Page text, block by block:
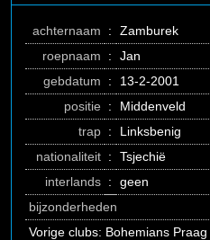
achternaam :
Zamburek
roepnaam
:
Jan
gebdatum
:
13-2-2001
positie :
Middenveld
trap :
Linksbenig
nationaliteit :
Tsjechië
interlands :
geen
bijzonderheden
Vorige clubs: Bohemians